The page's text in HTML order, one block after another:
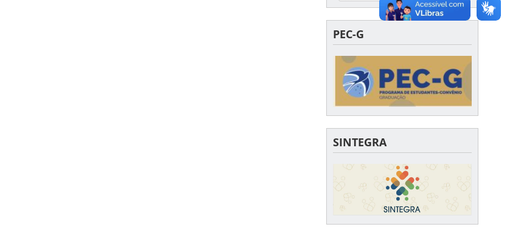
PEC-G
SINTEGRA